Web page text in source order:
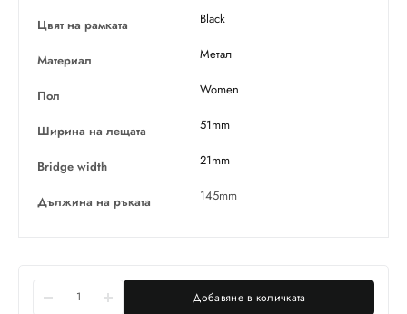
Цвят на рамката Black
Материал Метал
Пол Women
Ширина на лещата 51mm
Bridge width 21mm
Дължина на ръката 145mm
Добавяне в количката